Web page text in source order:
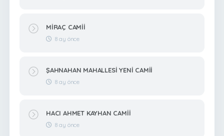
MİRAÇ CAMİİ
8 ay önce
ŞAHNAHAN MAHALLESİ YENİ CAMİİ
8 ay önce
HACI AHMET KAYHAN CAMİİ
8 ay önce